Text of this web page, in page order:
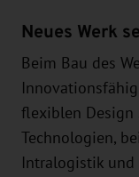
Neues Werk
Beim Bau des
flexiblen Design
Technologien,
Intralogistik